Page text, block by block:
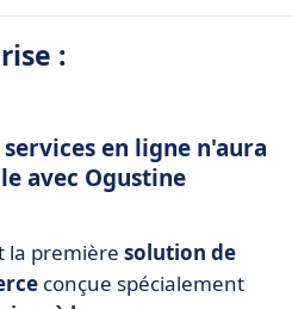
:
en ligne n'aura
avec Ogustine
la première solution de
conçue spécialement